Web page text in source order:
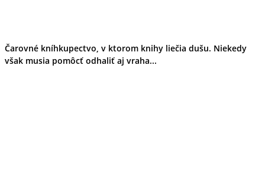
Čarovné kníhkupectvo, v ktorom knihy liečia dušu. Niekedy
však musia pomôcť odhaliť aj vraha...